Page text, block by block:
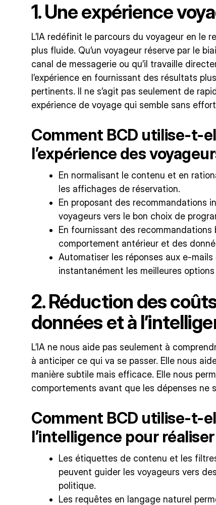
1. Une expérience
L’IA redéfinit le parcours du voyageur en le
plus fluide. Qu’un voyageur réserve par le
canal de messagerie ou qu’il travaille
l’expérience en fournissant des résultats
pertinents. Il ne s’agit pas seulement de
expérience de voyage qui semble sans
Comment BCD utilise-t-
l’expérience des
En normalisant le contenu et en
les affichages de réservation.
En proposant des recommandations
voyageurs vers le bon choix de
En fournissant des
comportement antérieur et des
Automatiser les réponses aux e-
instantanément les meilleures
2. Réduction des
données et à
L’IA ne nous aide pas seulement à
à anticiper ce qui va se passer. Elle nous
manière subtile mais efficace. Elle nous
comportements avant que les dépenses ne
Comment BCD utilise-t-
l’intelligence pour
Les étiquettes de contenu et les
peuvent guider les voyageurs vers
politique.
Les requêtes en langage naturel